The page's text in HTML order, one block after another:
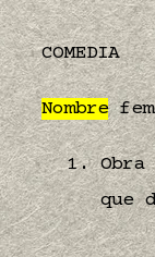
COMEDIA
Nombre
que